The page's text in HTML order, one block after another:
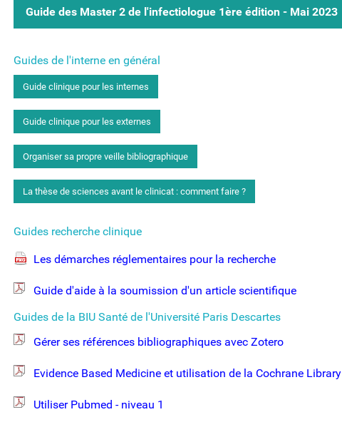
Guide des Master 2 de l'infectiologue 1ère édition - Mai 2023
Guides de l'interne en général
Guide clinique pour les internes
Guide clinique pour les externes
Organiser sa propre veille bibliographique
La thèse de sciences avant le clinicat : comment faire ?
Guides recherche clinique
Les démarches réglementaires pour la recherche
Guide d'aide à la soumission d'un article scientifique
Guides de la BIU Santé de l'Université Paris Descartes
Gérer ses références bibliographiques avec Zotero
Evidence Based Medicine et utilisation de la Cochrane Library
Utiliser Pubmed - niveau 1